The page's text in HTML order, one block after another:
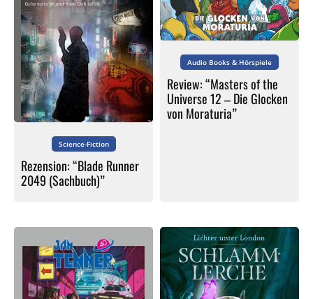
Science-Fiction
Rezension: “Blade Runner
2049 (Sachbuch)”
Audio Books & Hörspiele
Review: “Masters of the
Universe 12 – Die Glocken
von Moraturia”